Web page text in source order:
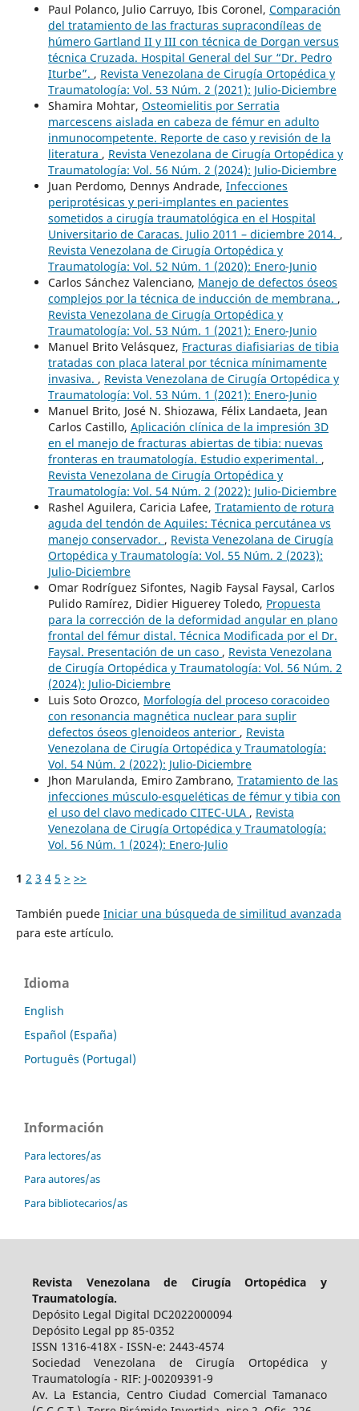
Paul Polanco, Julio Carruyo, Ibis Coronel, Comparación
del tratamiento de las fracturas supracondíleas de
húmero Gartland II y III con técnica de Dorgan versus
técnica Cruzada. Hospital General del Sur “Dr. Pedro
Iturbe”. , Revista Venezolana de Cirugía Ortopédica y
Traumatología: Vol. 53 Núm. 2 (2021): Julio-Diciembre
Shamira Mohtar, Osteomielitis por Serratia
marcescens aislada en cabeza de fémur en adulto
inmunocompetente. Reporte de caso y revisión de la
literatura , Revista Venezolana de Cirugía Ortopédica y
Traumatología: Vol. 56 Núm. 2 (2024): Julio-Diciembre
Juan Perdomo, Dennys Andrade, Infecciones
periprotésicas y peri-implantes en pacientes
sometidos a cirugía traumatológica en el Hospital
Universitario de Caracas. Julio 2011 – diciembre 2014. ,
Revista Venezolana de Cirugía Ortopédica y
Traumatología: Vol. 52 Núm. 1 (2020): Enero-Junio
Carlos Sánchez Valenciano, Manejo de defectos óseos
complejos por la técnica de inducción de membrana. ,
Revista Venezolana de Cirugía Ortopédica y
Traumatología: Vol. 53 Núm. 1 (2021): Enero-Junio
Manuel Brito Velásquez, Fracturas diafisiarias de tibia
tratadas con placa lateral por técnica mínimamente
invasiva. , Revista Venezolana de Cirugía Ortopédica y
Traumatología: Vol. 53 Núm. 1 (2021): Enero-Junio
Manuel Brito, José N. Shiozawa, Félix Landaeta, Jean
Carlos Castillo, Aplicación clínica de la impresión 3D
en el manejo de fracturas abiertas de tibia: nuevas
fronteras en traumatología. Estudio experimental. ,
Revista Venezolana de Cirugía Ortopédica y
Traumatología: Vol. 54 Núm. 2 (2022): Julio-Diciembre
Rashel Aguilera, Caricia Lafee, Tratamiento de rotura
aguda del tendón de Aquiles: Técnica percutánea vs
manejo conservador. , Revista Venezolana de Cirugía
Ortopédica y Traumatología: Vol. 55 Núm. 2 (2023):
Julio-Diciembre
Omar Rodríguez Sifontes, Nagib Faysal Faysal, Carlos
Pulido Ramírez, Didier Higuerey Toledo, Propuesta
para la corrección de la deformidad angular en plano
frontal del fémur distal. Técnica Modificada por el Dr.
Faysal. Presentación de un caso , Revista Venezolana
de Cirugía Ortopédica y Traumatología: Vol. 56 Núm. 2
(2024): Julio-Diciembre
Luis Soto Orozco, Morfología del proceso coracoideo
con resonancia magnética nuclear para suplir
defectos óseos glenoideos anterior , Revista
Venezolana de Cirugía Ortopédica y Traumatología:
Vol. 54 Núm. 2 (2022): Julio-Diciembre
Jhon Marulanda, Emiro Zambrano, Tratamiento de las
infecciones músculo-esqueléticas de fémur y tibia con
el uso del clavo medicado CITEC-ULA , Revista
Venezolana de Cirugía Ortopédica y Traumatología:
Vol. 56 Núm. 1 (2024): Enero-Julio
1 2 3 4 5 > >>
También puede Iniciar una búsqueda de similitud avanzada
para este artículo.
Idioma
English
Español (España)
Português (Portugal)
Información
Para lectores/as
Para autores/as
Para bibliotecarios/as
Revista Venezolana de Cirugía Ortopédica y
Traumatología.
Depósito Legal Digital DC2022000094
Depósito Legal pp 85-0352
ISSN 1316-418X - ISSN-e: 2443-4574
Sociedad Venezolana de Cirugía Ortopédica y
Traumatología - RIF: J-00209391-9
Av. La Estancia, Centro Ciudad Comercial Tamanaco